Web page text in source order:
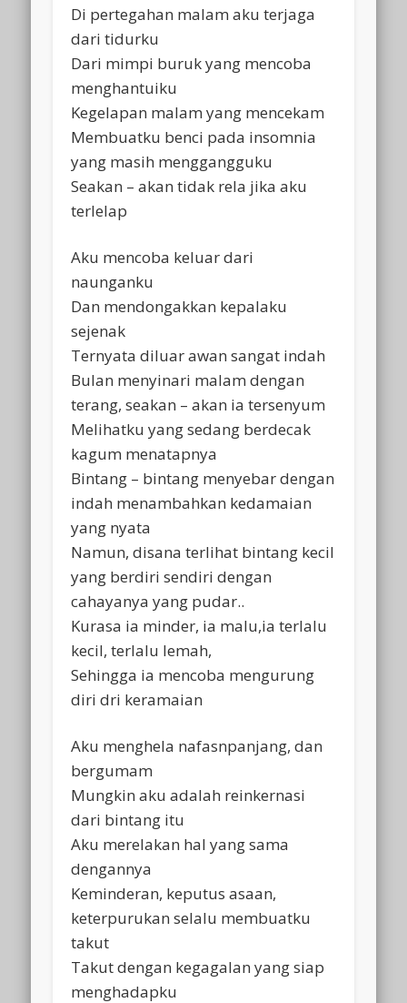
Di pertegahan malam aku terjaga
dari tidurku
Dari mimpi buruk yang mencoba
menghantuiku
Kegelapan malam yang mencekam
Membuatku benci pada insomnia
yang masih menggangguku
Seakan – akan tidak rela jika aku
terlelap
Aku mencoba keluar dari
naunganku
Dan mendongakkan kepalaku
sejenak
Ternyata diluar awan sangat indah
Bulan menyinari malam dengan
terang, seakan – akan ia tersenyum
Melihatku yang sedang berdecak
kagum menatapnya
Bintang – bintang menyebar dengan
indah menambahkan kedamaian
yang nyata
Namun, disana terlihat bintang kecil
yang berdiri sendiri dengan
cahayanya yang pudar..
Kurasa ia minder, ia malu,ia terlalu
kecil, terlalu lemah,
Sehingga ia mencoba mengurung
diri dri keramaian
Aku menghela nafasnpanjang, dan
bergumam
Mungkin aku adalah reinkernasi
dari bintang itu
Aku merelakan hal yang sama
dengannya
Keminderan, keputus asaan,
keterpurukan selalu membuatku
takut
Takut dengan kegagalan yang siap
menghadapku